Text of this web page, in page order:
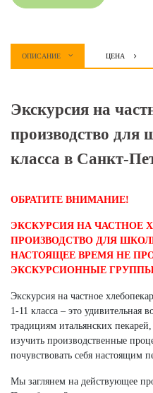
ОПИСАНИЕ ЦЕНА
Экскурсия на
производство для
класса в Санкт-
ОБРАТИТЕ ВНИМАНИЕ!
ЭКСКУРСИЯ НА ЧАСТНОЕ
ПРОИЗВОДСТВО ДЛЯ
НАСТОЯЩЕЕ ВРЕМЯ НЕ
ЭКСКУРСИОННЫЕ
Экскурсия на частное
1-11 класса – это удивительная
традициям итальянских
изучить производственные
почувствовать себя настоящим
Мы заглянем на действующее